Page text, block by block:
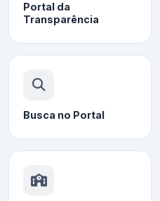
Portal da
Transparência
Busca no Portal